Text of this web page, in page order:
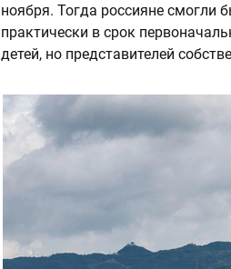
ноября. Тогда россияне смогли
практически в срок
детей, но представителей